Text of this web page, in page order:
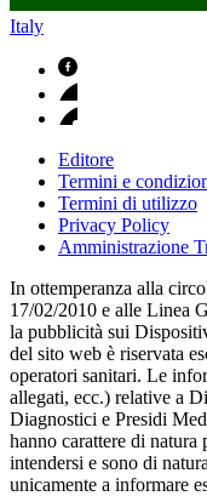
Italy
Editore
Termini e
Termini di utilizzo
Privacy Policy
Amministrazione
In ottemperanza alla
17/02/2010 e alle Linea
la pubblicità sui
del sito web è riservata
operatori sanitari. Le
allegati, ecc.) relative a
Diagnostici e Presidi
hanno carattere di
intendersi e sono di
unicamente a informare